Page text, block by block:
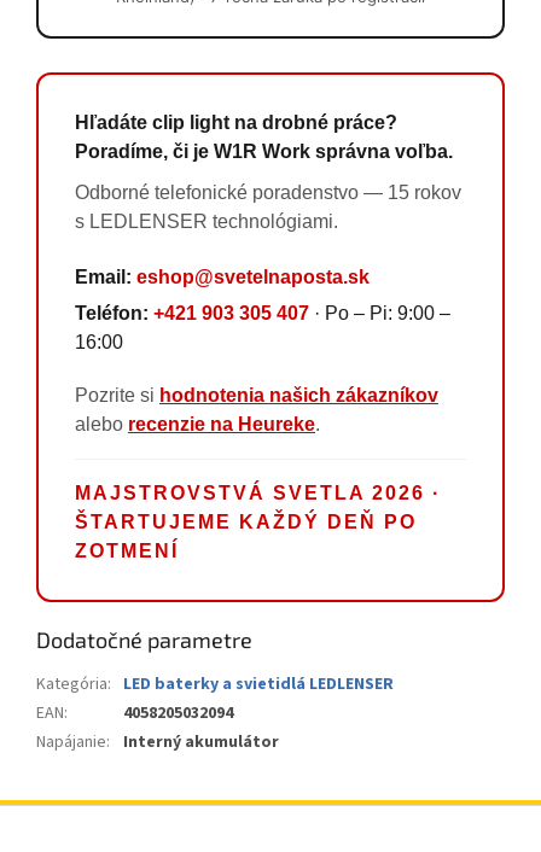
Hľadáte clip light na drobné práce?
Poradíme, či je W1R Work správna voľba.
Odborné telefonické poradenstvo — 15 rokov
s LEDLENSER technológiami.
Email: eshop@svetelnaposta.sk
Teléfon: +421 903 305 407 · Po – Pi: 9:00 –
16:00
Pozrite si hodnotenia našich zákazníkov
alebo recenzie na Heureke.
MAJSTROVSTVÁ SVETLA 2026 ·
ŠTARTUJEME KAŽDÝ DEŇ PO
ZOTMENÍ
Dodatočné parametre
Kategória: LED baterky a svietidlá LEDLENSER
EAN:
4058205032094
Napájanie: Interný akumulátor